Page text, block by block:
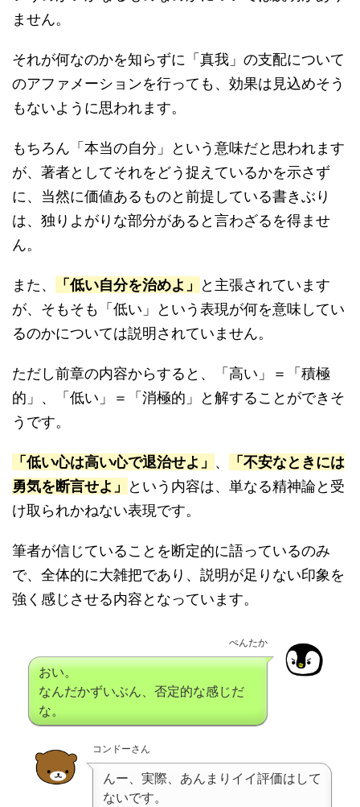
ません。
それが何なのかを知らずに「真我」の支配について
のアファメーションを行っても、効果は見込めそう
もないように思われます。
もちろん「本当の自分」という意味だと思われます
が、著者としてそれをどう捉えているかを示さず
に、当然に価値あるものと前提している書きぶり
は、独りよがりな部分があると言わざるを得ませ
ん。
また、 「低い自分を治めよ」
と主張されています
が、そもそも「低い」という表現が何を意味してい
るのかについては説明されていません。
ただし前章の内容からすると、「高い」＝「積極
的」、「低い」＝「消極的」と解することができそ
うです。
「低い心は高い心で退治せよ」 、
「不安なときには
勇気を断言せよ」
という内容は、単なる精神論と受
け取られかねない表現です。
筆者が信じていることを断定的に語っているのみ
で、全体的に大雑把であり、説明が足りない印象を
強く感じさせる内容となっています。
ぺんたか
おい。
なんだかずいぶん、否定的な感じだ
な。
コンドーさん
んー、実際、あんまりイイ評価はして
ないです。